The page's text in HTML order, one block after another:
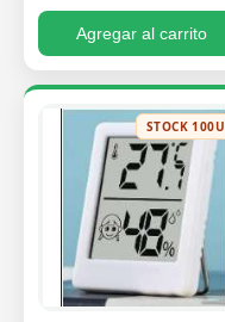
Agregar al carrito
STOCK 100U